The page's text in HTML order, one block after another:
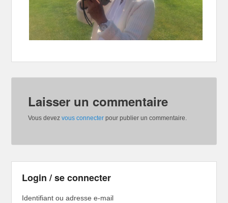
Laisser un commentaire
Vous devezvous connecter pour publier un commentaire.
Login / se connecter
Identifiant ou adresse e-mail